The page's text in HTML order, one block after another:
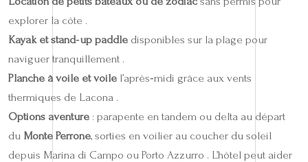
explorer la côte .
Kayak et stand‑up paddle disponibles sur la plage pour
naviguer tranquillement .
Planche à voile et voile l’après‑midi grâce aux vents
thermiques de Lacona .
Options aventure : parapente en tandem ou delta au départ
du Monte Perrone, sorties en voilier au coucher du soleil
depuis Marina di Campo ou Porto Azzurro . L’hôtel peut aider